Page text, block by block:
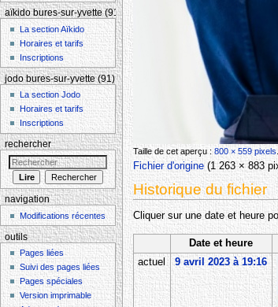
Taille de cet aperçu :800 × 559 pixels
Fichier d'origine‎ (1 263 × 883
Historique du fichier
Cliquer sur une date et heure
Date et heure
actuel
9 avril 2023 à 19:16
aïkido bures-sur-yvette (91)
La section Aïkido
Horaires et tarifs
Inscriptions
jodo bures-sur-yvette (91)
La section Jodo
Horaires et tarifs
Inscriptions
rechercher
navigation
Modifications récentes
outils
Pages liées
Suivi des pages liées
Pages spéciales
Version imprimable